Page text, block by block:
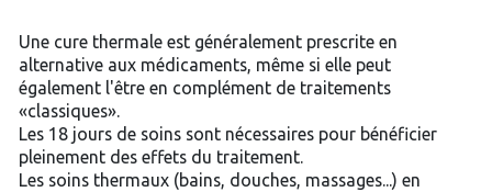
Une cure thermale est généralement prescrite en
alternative aux médicaments, même si elle peut
également l'être en complément de traitements
«classiques».
Les 18 jours de soins sont nécessaires pour bénéficier
pleinement des effets du traitement.
Les soins thermaux (bains, douches, massages...) en